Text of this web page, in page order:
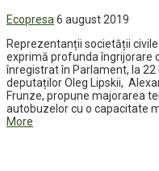
Ecopresa 6 august 2019
Reprezentanții societății
exprimă profunda îngrijorare
înregistrat în Parlament, la
deputaților Oleg Lipskii,
Frunze, propune majorarea
autobuzelor cu o capacitate
More